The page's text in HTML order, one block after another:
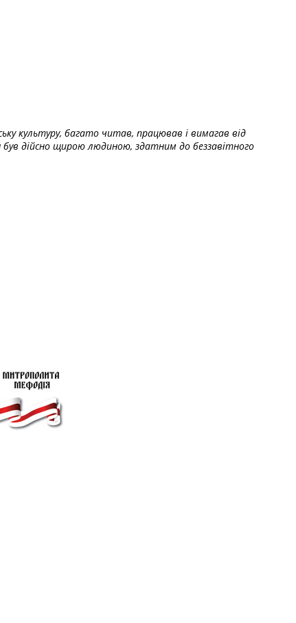
культуру, багато читав, працював і вимагав від
дійсно щирою людиною, здатним до беззавітного